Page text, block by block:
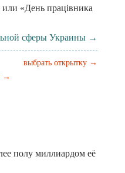
«День працівника
сферы Украины →
выбрать открытку →
→
полу миллиардом её